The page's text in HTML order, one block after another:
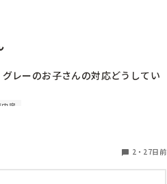
した！
レーのお子さんの対応どうしてい
。言葉はしっかりしていてなんでも
出たり、特定の先生を自分と一対
けて、離れると大騒ぎして「こっ
だめ！」と、他の子が来るとあっち
します。
容
2・ 27日前